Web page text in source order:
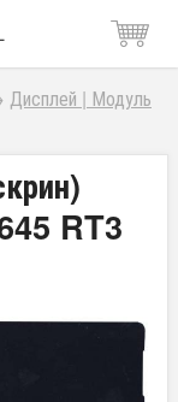
Дисплей | Модуль
RT3